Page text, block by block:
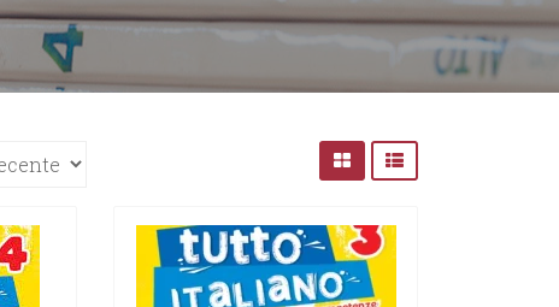
Dove Siamo